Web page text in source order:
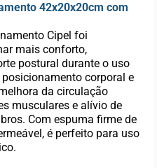
42x20x20cm com
Cipel foi
mais conforto,
postural durante o uso
corporal e
da circulação
musculares e alívio de
Com espuma firme de
é perfeito para uso